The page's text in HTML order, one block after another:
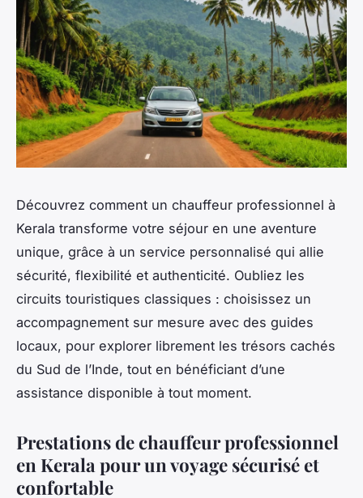
Découvrez comment un chauffeur professionnel à
Kerala transforme votre séjour en une aventure
unique, grâce à un service personnalisé qui allie
sécurité, flexibilité et authenticité. Oubliez les
circuits touristiques classiques : choisissez un
accompagnement sur mesure avec des guides
locaux, pour explorer librement les trésors cachés
du Sud de l’Inde, tout en bénéficiant d’une
assistance disponible à tout moment.
Prestations de chauffeur professionnel
en Kerala pour un voyage sécurisé et
confortable